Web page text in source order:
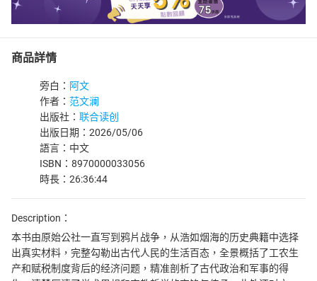
商品詳情
旁白： 阿文
作者： 范文澜
出版社： 联合读创
出版日期：2026/05/06
語言：中文
ISBN：8970000033056
時長：26:36:44
Description：
本书由原始公社一直写到鸦片战争，从浩如烟海的历史典籍中选择
出真实材料，完整勾勒出古代人民的生活百态，全景概括了工农生
产和赋税制度背后的经济问题，精准剖析了古代政治和军事的得